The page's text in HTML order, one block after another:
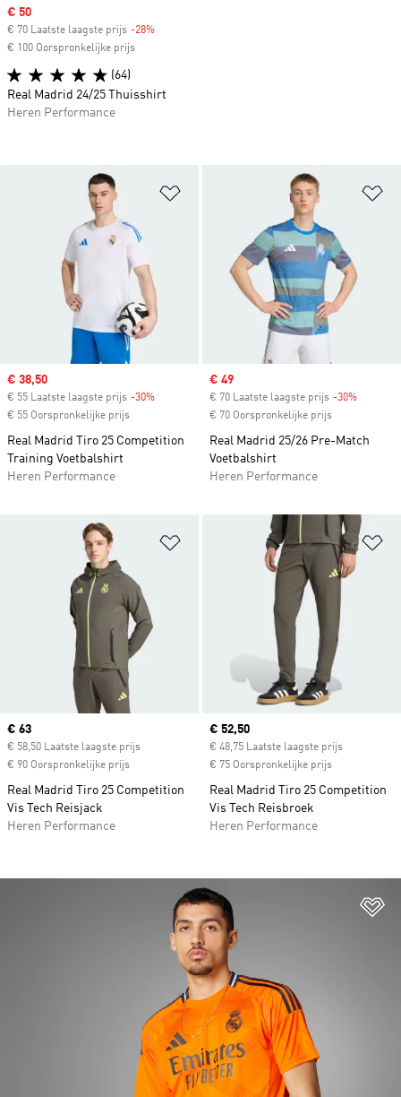
Op verlanglijst zetten
Sale price
€ 38,50
€ 55 Laatste laagste prijs -30%
€ 55 Oorspronkelijke prijs
Real Madrid Tiro 25 Competition
Training Voetbalshirt
Heren Performance
Sale price
€ 49
€ 70 Laatste laagste prijs -30%
€ 70 Oorspronkelijke prijs
Real Madrid 25/26 Pre-Match
Voetbalshirt
Heren Performance
Op verlanglijst zetten
Current price
€ 63
€ 58,50 Laatste laagste prijs
€ 90 Oorspronkelijke prijs
Real Madrid Tiro 25 Competition
Vis Tech Reisjack
Heren Performance
Current price
€ 52,50
€ 48,75 Laatste laagste prijs
€ 75 Oorspronkelijke prijs
Real Madrid Tiro 25 Competition
Vis Tech Reisbroek
Heren Performance
Sale price
€ 50
€ 70 Laatste laagste prijs -28%
€ 100 Oorspronkelijke prijs
(64)
Real Madrid 24/25 Thuisshirt
Heren Performance